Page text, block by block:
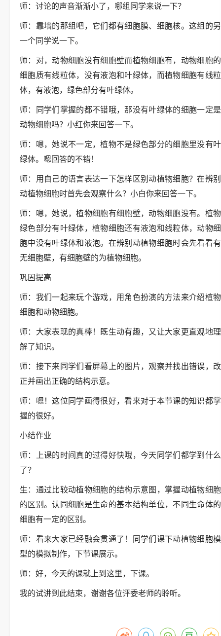
师：讨论的声音渐渐小了，哪组同学来说一下？
师：靠墙的那组吧，它们都有细胞膜、细胞核。这组的另
一个同学说一下。
师：对，动物细胞没有细胞壁而植物细胞有，动物细胞的
细胞质有线粒体，没有液泡和叶绿体，而植物细胞有线粒
体，有液泡，绿色部分有叶绿体。
师：同学们掌握的都不错哦，那没有叶绿体的细胞一定是
动物细胞吗？小红你来回答一下。
师：嗯，她说不一定，植物不是绿色部分的细胞里没有叶
绿体。嗯回答的不错！
师：用自己的语言表达一下怎样区别动植物细胞？在辨别
动植物细胞时首先会观察什么？小白你来回答一下。
师：嗯，她说，植物细胞有细胞壁，动物细胞没有。植物
绿色部分有叶绿体，植物细胞还有液泡和线粒体，动物细
胞中没有叶绿体和液泡。在辨别动植物细胞时会先看看有
无细胞壁，有细胞壁的为植物细胞。
巩固提高
师：我们一起来玩个游戏，用角色扮演的方法来介绍植物
细胞和动物细胞。
师：大家表现的真棒！既生动有趣，又让大家更直观地理
解了知识。
师：接下来同学们看屏幕上的图片，观察并找出错误，改
正并画出正确的结构示意。
师：嗯！这位同学画得很好，看来对于本节课的知识都掌
握的很好。
小结作业
师：上课的时间真的过得好快哦，今天同学们都学到什么
了？
生：通过比较动植物细胞的结构示意图，掌握动植物细胞
的区别。认同细胞是生命的基本结构单位，不同生命体的
细胞有一定的区别。
师：看来大家已经融会贯通了！同学们课下动植物细胞模
型的模拟制作，下节课展示。
师：好，今天的课就上到这里，下课。
我的试讲到此结束，谢谢各位评委老师的聆听。